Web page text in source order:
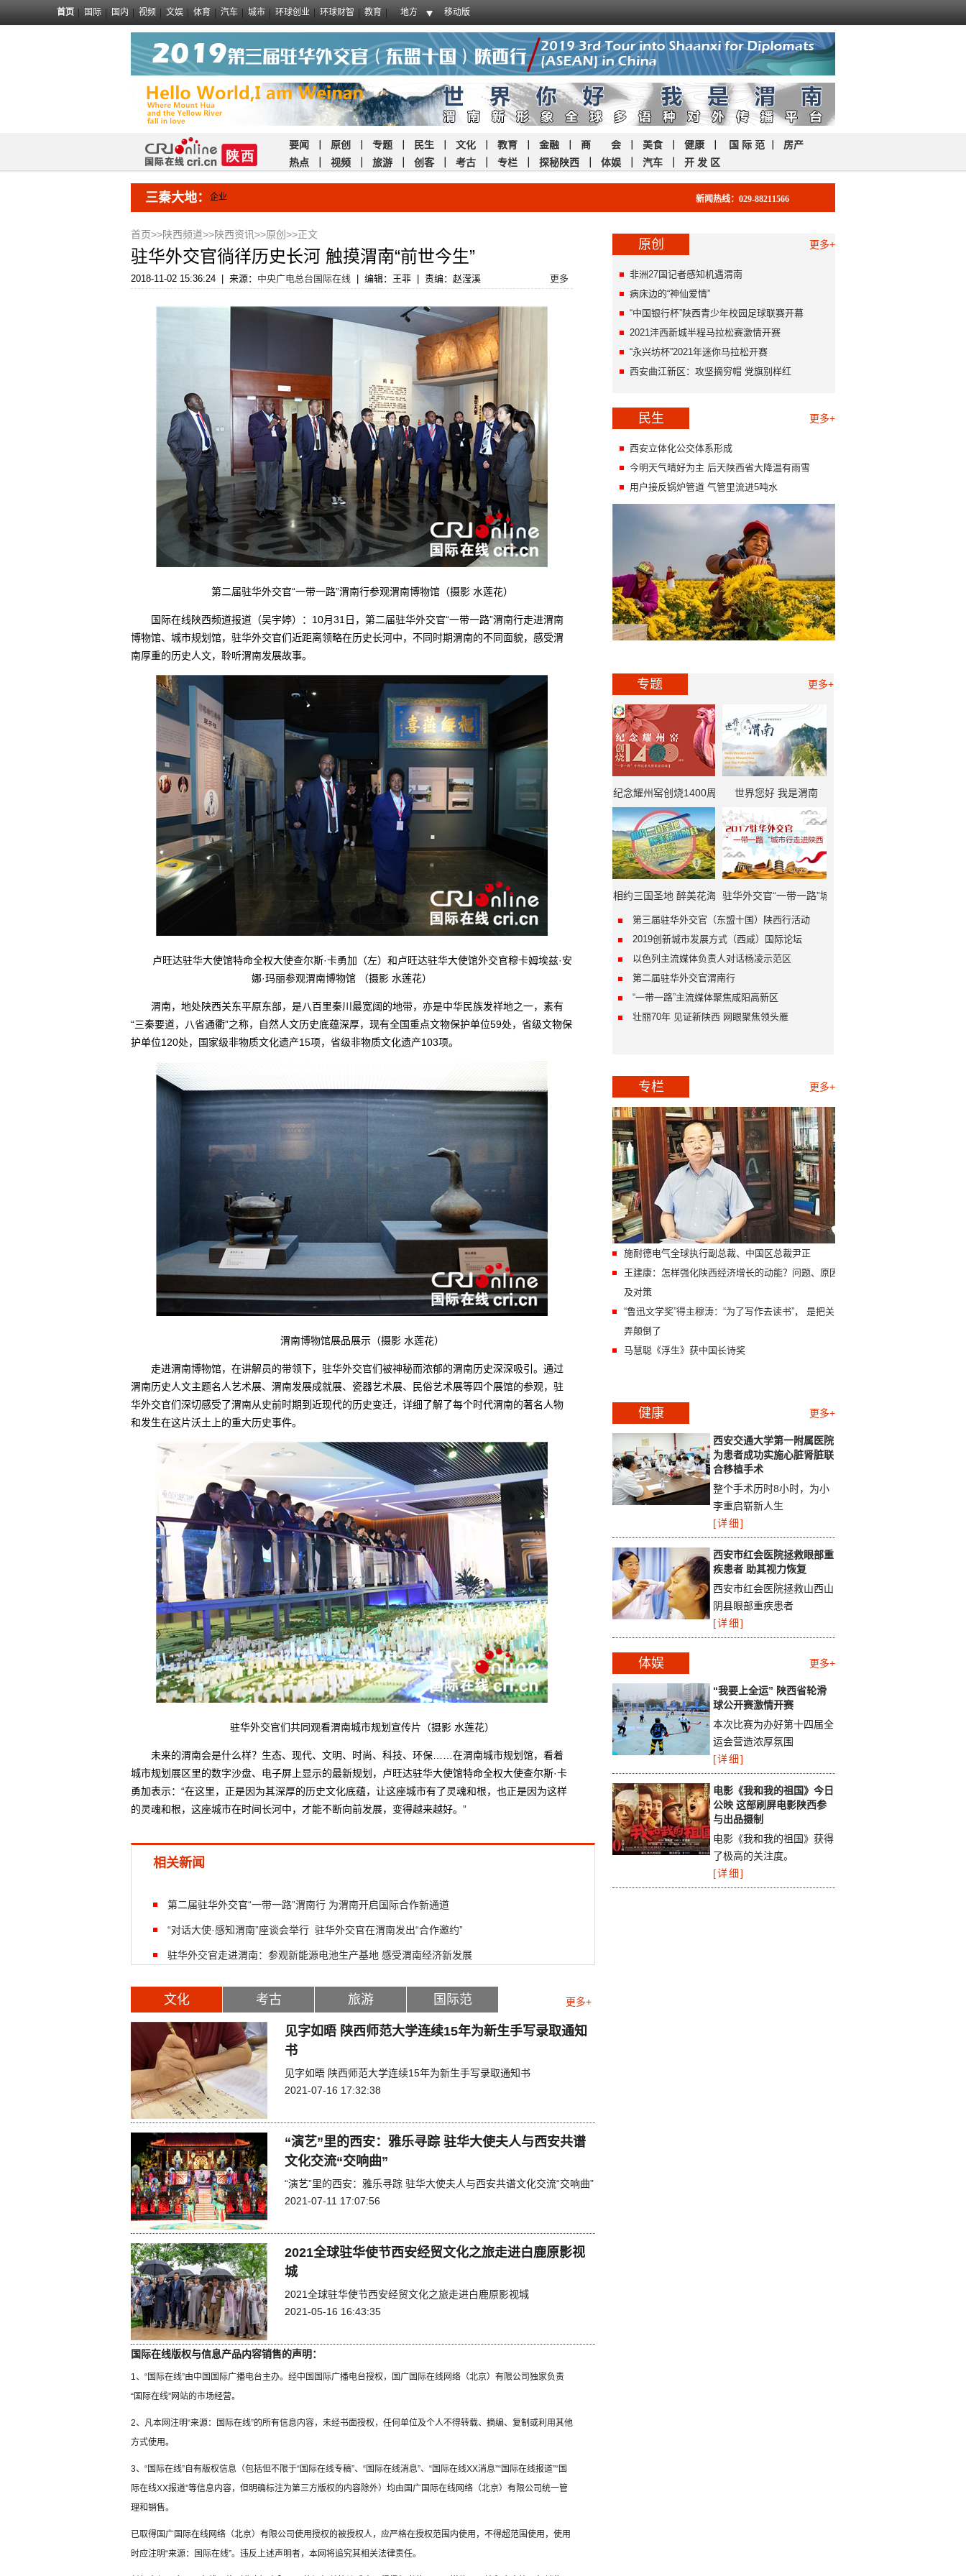
首页 国际 国内 视频 文娱 体育 汽车 城市 环球创业 环球财智 教育 地方 移动版
要闻 原创 专题 民生 文化 教育 金融 商 会 美食｜ 健康 国 际 范
房产
热点
视频 旅游 创客 考古 专栏 探秘陕西 体娱 汽车 开 发 区
三秦大地： 企业 新闻热线：029-88211566
首页>>陕西频道>>陕西资讯>>原创 >>正文
驻华外交官徜徉历史长河 触摸渭南“前世今生”
2018-11-02 15:36:24 来源： 中央广电总台国际在线 编辑：王菲 责编：赵滢溪 更多
第二届驻华外交官“一带一路”渭南行参观渭南博物馆（摄影 水莲花）
国际在线陕西频道报道（吴宇婷）：10月31日，第二届驻华外交官“一带一路”渭南行走进渭南
博物馆、城市规划馆，驻华外交官们近距离领略在历史长河中，不同时期渭南的不同面貌，感受渭
南厚重的历史人文，聆听渭南发展故事。
卢旺达驻华大使馆特命全权大使查尔斯·卡勇加（左）和卢旺达驻华大使馆外交官穆卡姆埃兹·安
娜·玛丽参观渭南博物馆 （摄影 水莲花）
渭南，地处陕西关东平原东部，是八百里秦川最宽阔的地带，亦是中华民族发祥地之一，素有
“三秦要道，八省通衢”之称，自然人文历史底蕴深厚，现有全国重点文物保护单位59处，省级文物保
护单位120处，国家级非物质文化遗产15项，省级非物质文化遗产103项。
渭南博物馆展品展示（摄影 水莲花）
走进渭南博物馆，在讲解员的带领下，驻华外交官们被神秘而浓郁的渭南历史深深吸引。通过
渭南历史人文主题名人艺术展、渭南发展成就展、瓷器艺术展、民俗艺术展等四个展馆的参观，驻
华外交官们深切感受了渭南从史前时期到近现代的历史变迁，详细了解了每个时代渭南的著名人物
和发生在这片沃土上的重大历史事件。
驻华外交官们共同观看渭南城市规划宣传片（摄影 水莲花）
未来的渭南会是什么样？生态、现代、文明、时尚、科技、环保……在渭南城市规划馆，看着
城市规划展区里的数字沙盘、电子屏上显示的最新规划，卢旺达驻华大使馆特命全权大使查尔斯·卡
勇加表示：“在这里，正是因为其深厚的历史文化底蕴，让这座城市有了灵魂和根，也正是因为这样
的灵魂和根，这座城市在时间长河中，才能不断向前发展，变得越来越好。”
相关新闻
第二届驻华外交官“一带一路”渭南行 为渭南开启国际合作新通道
“对话大使·感知渭南”座谈会举行 驻华外交官在渭南发出“合作邀约”
驻华外交官走进渭南：参观新能源电池生产基地 感受渭南经济新发展
文化 更多+
考古 旅游 国际范
见字如晤 陕西师范大学连续15年为新生手写录取通知
书
见字如晤 陕西师范大学连续15年为新生手写录取通知书
2021-07-16 17:32:38
“演艺”里的西安：雅乐寻踪 驻华大使夫人与西安共谱
文化交流“交响曲”
“演艺”里的西安：雅乐寻踪 驻华大使夫人与西安共谱文化交流“交响曲”
2021-07-11 17:07:56
2021全球驻华使节西安经贸文化之旅走进白鹿原影视
城
2021全球驻华使节西安经贸文化之旅走进白鹿原影视城
2021-05-16 16:43:35
国际在线版权与信息产品内容销售的声明：
1、“国际在线”由中国国际广播电台主办。经中国国际广播电台授权，国广国际在线网络（北京）有限公司独家负责
“国际在线”网站的市场经营。
2、凡本网注明“来源：国际在线”的所有信息内容，未经书面授权，任何单位及个人不得转载、摘编、复制或利用其他
方式使用。
3、“国际在线”自有版权信息（包括但不限于“国际在线专稿”、“国际在线消息”、“国际在线XX消息”“国际在线报道”“国
际在线XX报道”等信息内容，但明确标注为第三方版权的内容除外）均由国广国际在线网络（北京）有限公司统一管
理和销售。
已取得国广国际在线网络（北京）有限公司使用授权的被授权人，应严格在授权范围内使用，不得超范围使用，使用
时应注明“来源：国际在线”。违反上述声明者，本网将追究其相关法律责任。
原创 更多+
非洲27国记者感知机遇渭南
病床边的“神仙爱情”
“中国银行杯”陕西青少年校园足球联赛开幕
2021沣西新城半程马拉松赛激情开赛
“永兴坊杯”2021年迷你马拉松开赛
西安曲江新区：攻坚摘穷帽 党旗别样红
民生 更多+
西安立体化公交体系形成
今明天气晴好为主 后天陕西省大降温有雨雪
用户接反锅炉管道 气管里流进5吨水
专题 更多+
纪念耀州窑创烧1400周
年·“一带一路”中外记者
大型采访活动
世界您好 我是渭南
相约三国圣地 醉美花海
勉县
驻华外交官“一带一路”城
市行走进陕西
第三届驻华外交官（东盟十国）陕西行活动
2019创新城市发展方式（西咸）国际论坛
以色列主流媒体负责人对话杨凌示范区
第二届驻华外交官渭南行
“一带一路”主流媒体聚焦咸阳高新区
壮丽70年 见证新陕西 网眼聚焦领头雁
专栏 更多+
施耐德电气全球执行副总裁、中国区总裁尹正
王建康：怎样强化陕西经济增长的动能？问题、原因
及对策
“鲁迅文学奖”得主穆涛：“为了写作去读书”， 是把关系
弄颠倒了
马慧聪《浮生》获中国长诗奖
健康 更多+
西安交通大学第一附属医院
为患者成功实施心脏肾脏联
合移植手术
整个手术历时8小时，为小
李重启崭新人生
[详细]
西安市红会医院拯救眼部重
疾患者 助其视力恢复
西安市红会医院拯救山西山
阴县眼部重疾患者
[详细]
体娱 更多+
“我要上全运” 陕西省轮滑
球公开赛激情开赛
本次比赛为办好第十四届全
运会营造浓厚氛围
[详细]
电影《我和我的祖国》今日
公映 这部刷屏电影陕西参
与出品摄制
电影《我和我的祖国》获得
了极高的关注度。
[详细]